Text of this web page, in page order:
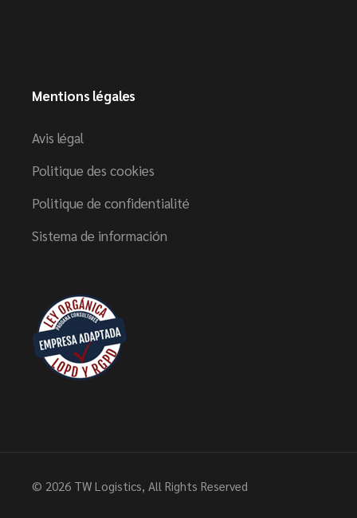
Mentions légales
Avis légal
Politique des cookies
Politique de confidentialité
Sistema de información
© 2026 TW Logistics, All Rights Reserved